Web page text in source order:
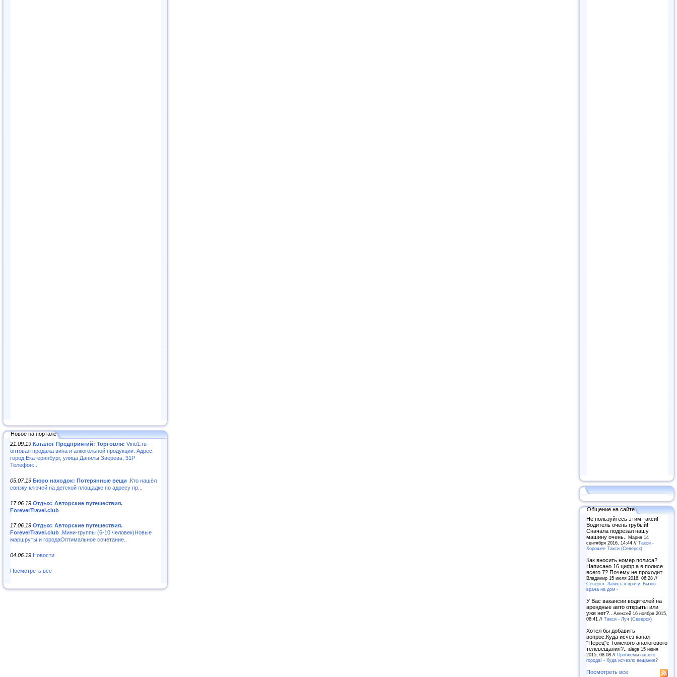
Новое на портале
21.09.19 Каталог Предприятий: Торговля: Vino1.ru -
оптовая продажа вина и алкогольной продукции. Адрес:
город Екатеринбург, улица Данилы Зверева, 31Р
Телефон:..
05.07.19 Бюро находок: Потерянные вещи .Кто нашёл
связку ключей на детской площадке по адресу пр...
17.06.19 Отдых: Авторские путешествия.
ForeverTravel.club
17.06.19 Отдых: Авторские путешествия.
ForeverTravel.club .Мини-группы (6-10 человек)Новые
маршруты и городаОптимальное сочетание..
04.06.19 Новости
Посмотреть все
Общение на сайте
Не пользуйтесь этим такси!
Водитель очень грубый!
Сначала подрезал нашу
машину очень.. Мария 14
сентября 2016, 14:44 // Такси -
Хорошее Такси (Северск)
Как вносить номер полиса?
Написано 16 цифр,а в полисе
всего 7? Почему не проходит..
Владимир 15 июля 2016, 06:28 //
Северск. Запись к врачу. Вызов
врача на дом -
У Вас вакансии водителей на
арендные авто открыты или
уже нет?.. Алексей 16 ноября 2015,
08:41 // Такси - Луч (Северск)
Хотел бы добавить
вопрос:Куда исчез канал
"Перец"с Томского аналогового
телевещания?.. alega 15 июня
2015, 08:08 // Проблемы нашего
города! - Куда исчезло вещание?
Посмотреть все